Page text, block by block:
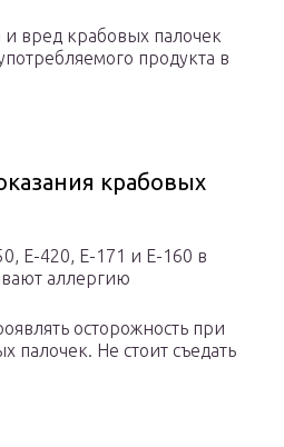
вред крабовых палочек
продукта в
крабовых
Е-420, Е-171 и Е-160 в
аллергию
осторожность при
палочек. Не стоит съедать